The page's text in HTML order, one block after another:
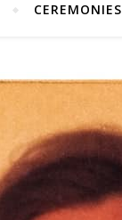
CEREMONIES